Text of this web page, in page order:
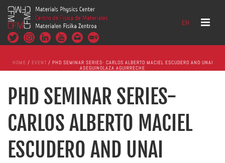
EN
HOME / EVENT / PHD SEMINAR SERIES- CARLOS ALBERTO MACIEL ESCUDERO AND UNAI
ASEGUINOLAZA AGUIRRECHE
PHD SEMINAR SERIES-
CARLOS ALBERTO MACIEL
ESCUDERO AND UNAI